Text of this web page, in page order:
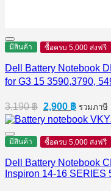
มีสินค้า ซื้อครบ 5,000 ส่งฟรี
Dell Battery Notebook
for G3 15 3590,3790,
3,190฿ Original
price
was:
3,190 ฿.
2,900 ฿Current
price
is:
2,900 ฿.
รวมภาษี
มีสินค้า ซื้อครบ 5,000 ส่งฟรี
Dell Battery Notebook
Inspiron 14-16 SERIES